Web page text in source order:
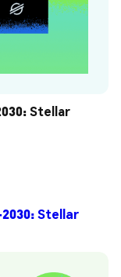
Stellar
Stellar